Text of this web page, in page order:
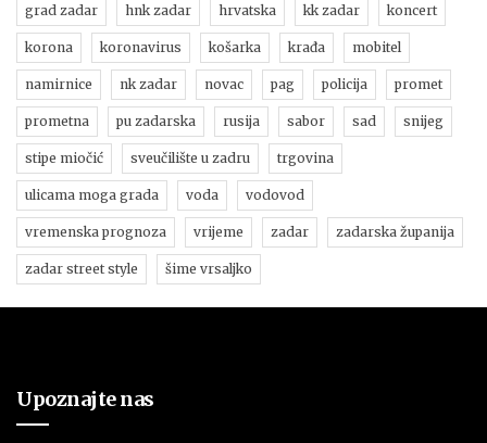
grad zadar hnk zadar hrvatska kk zadar koncert
korona koronavirus košarka krađa mobitel
namirnice nk zadar novac pag policija promet
prometna pu zadarska rusija sabor sad snijeg
stipe miočić sveučilište u zadru trgovina
ulicama moga grada voda vodovod
vremenska prognoza vrijeme zadar zadarska županija
zadar street style šime vrsaljko
Upoznajte nas